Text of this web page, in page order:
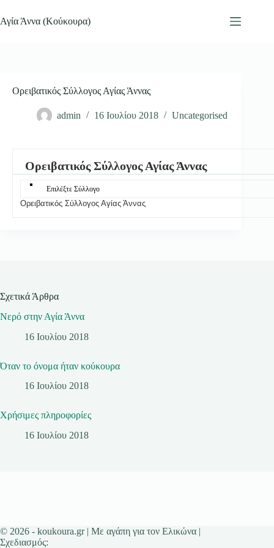
στο
περιεχόμενο
Αγία Άννα (Κούκουρα)
Ορειβατικός Σύλλογος Αγίας Άννας
admin 16 Ιουλίου 2018 Uncategorised
Ορειβατικός Σύλλογος Αγίας Άννας
Επιλέξτε Σύλλογο
Ορειβατικός Σύλλογος Αγίας Άννας
Σχετικά Άρθρα
Νερό στην Αγία Άννα
16 Ιουλίου 2018
Όταν το όνομα ήταν κούκουρα
16 Ιουλίου 2018
Χρήσιμες πληροφορίες
16 Ιουλίου 2018
© 2026 - koukoura.gr | Με αγάπη για τον Ελικώνα |
Σχεδιασμός: